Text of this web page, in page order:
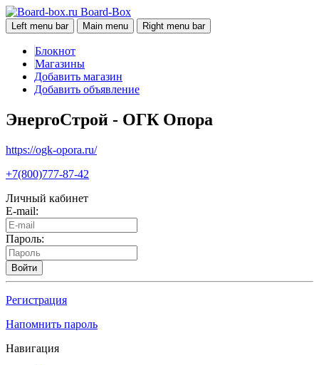
Board-Box
Left menu bar Main menu Right menu bar
Блокнот
Магазины
Добавить магазин
Добавить объявление
ЭнергоСтрой - ОГК Опора
https://ogk-opora.ru/
+7(800)777-87-42
Личный кабинет
E-mail:
Пароль:
Войти
Регистрация
Напомнить пароль
Навигация